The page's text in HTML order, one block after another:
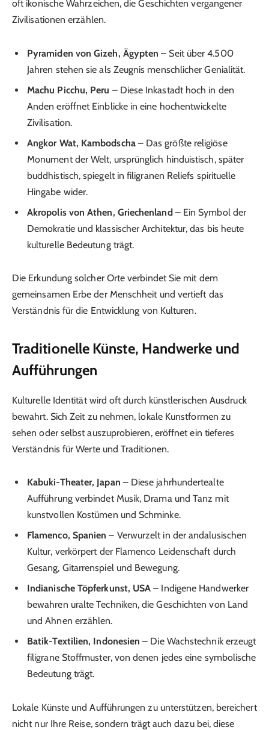
oft ikonische Wahrzeichen, die Geschichten vergangener
Zivilisationen erzählen.
Pyramiden von Gizeh, Ägypten – Seit über 4.500
Jahren stehen sie als Zeugnis menschlicher Genialität.
Machu Picchu, Peru – Diese Inkastadt hoch in den
Anden eröffnet Einblicke in eine hochentwickelte
Zivilisation.
Angkor Wat, Kambodscha– Das größte religiöse
Monument der Welt, ursprünglich hinduistisch, später
buddhistisch, spiegelt in filigranen Reliefs spirituelle
Hingabe wider.
Akropolis von Athen, Griechenland– Ein Symbol der
Demokratie und klassischer Architektur, das bis heute
kulturelle Bedeutung trägt.
Die Erkundung solcher Orte verbindet Sie mit dem
gemeinsamen Erbe der Menschheit und vertieft das
Verständnis für die Entwicklung von Kulturen.
Traditionelle Künste, Handwerke und
Aufführungen
Kulturelle Identität wird oft durch künstlerischen Ausdruck
bewahrt. Sich Zeit zu nehmen, lokale Kunstformen zu
sehen oder selbst auszuprobieren, eröffnet ein tieferes
Verständnis für Werte und Traditionen.
Kabuki-Theater, Japan – Diese jahrhundertealte
Aufführung verbindet Musik, Drama und Tanz mit
kunstvollen Kostümen und Schminke.
Flamenco, Spanien – Verwurzelt in der andalusischen
Kultur, verkörpert der Flamenco Leidenschaft durch
Gesang, Gitarrenspiel und Bewegung.
Indianische Töpferkunst, USA – Indigene Handwerker
bewahren uralte Techniken, die Geschichten von Land
und Ahnen erzählen.
Batik-Textilien, Indonesien – Die Wachstechnik erzeugt
filigrane Stoffmuster, von denen jedes eine symbolische
Bedeutung trägt.
Lokale Künste und Aufführungen zu unterstützen, bereichert
nicht nur Ihre Reise, sondern trägt auch dazu bei, diese